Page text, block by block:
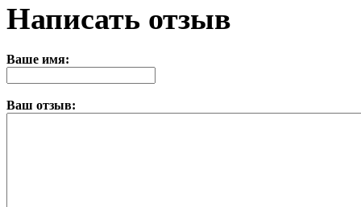
Написать отзыв
Ваше имя:
Ваш отзыв: